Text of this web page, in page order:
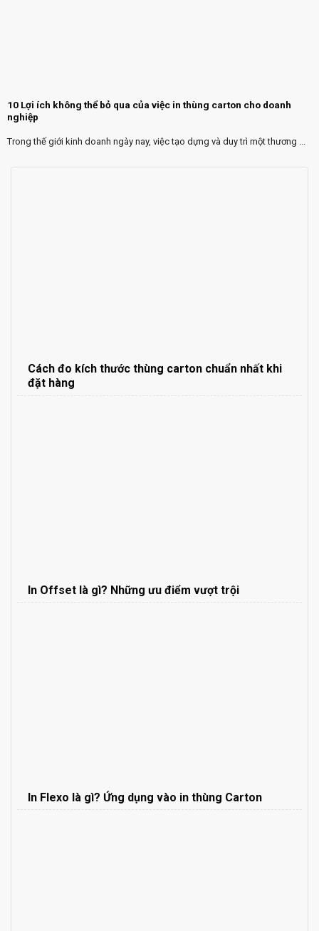
10 Lợi ích không thể bỏ qua của việc in thùng carton cho doanh
nghiệp
Trong thế giới kinh doanh ngày nay, việc tạo dựng và duy trì một thương ...
Cách đo kích thước thùng carton chuẩn nhất khi
đặt hàng
In Offset là gì? Những ưu điểm vượt trội
In Flexo là gì? Ứng dụng vào in thùng Carton